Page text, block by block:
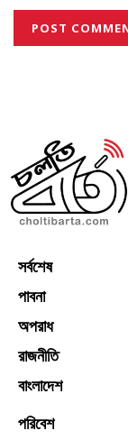
সর্বশেষ
পাবনা
অপরাধ
রাজনীতি
বাংলাদেশ
পরিবেশ